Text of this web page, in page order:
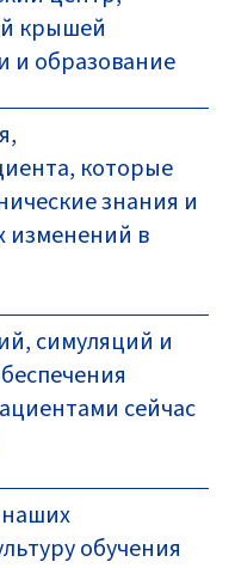
крышей
и образование
которые
знания и
изменений в
симуляций и
сейчас
обучения